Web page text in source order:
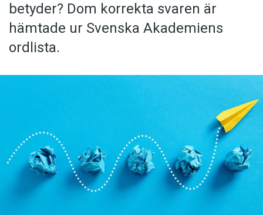
betyder? Dom korrekta svaren är
hämtade ur Svenska Akademiens
ordlista.